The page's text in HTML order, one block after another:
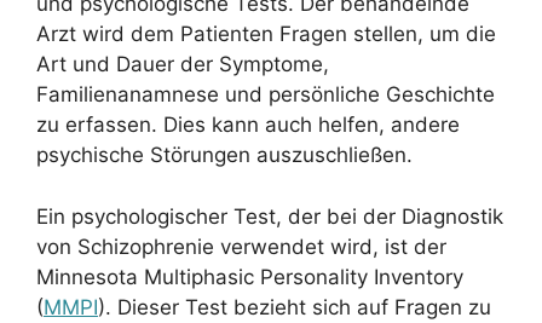
Arzt wird dem Patienten Fragen stellen, um die
Art und Dauer der Symptome,
Familienanamnese und persönliche Geschichte
zu erfassen. Dies kann auch helfen, andere
psychische Störungen auszuschließen.
Ein psychologischer Test, der bei der Diagnostik
von Schizophrenie verwendet wird, ist der
Minnesota Multiphasic Personality Inventory
(MMPI). Dieser Test bezieht sich auf Fragen zu